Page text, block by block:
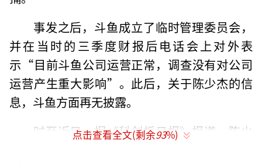
事发之后，斗鱼成立了临时管理委员会，
并在当时的三季度财报后电话会上对外表
示“目前斗鱼公司运营正常，调查没有对公司
运营产生重大影响”。此后，关于陈少杰的信
息，斗鱼方面再无披露。
时至近日，据《科创板日报》报道，陈少
点击查看全文(剩余93%)